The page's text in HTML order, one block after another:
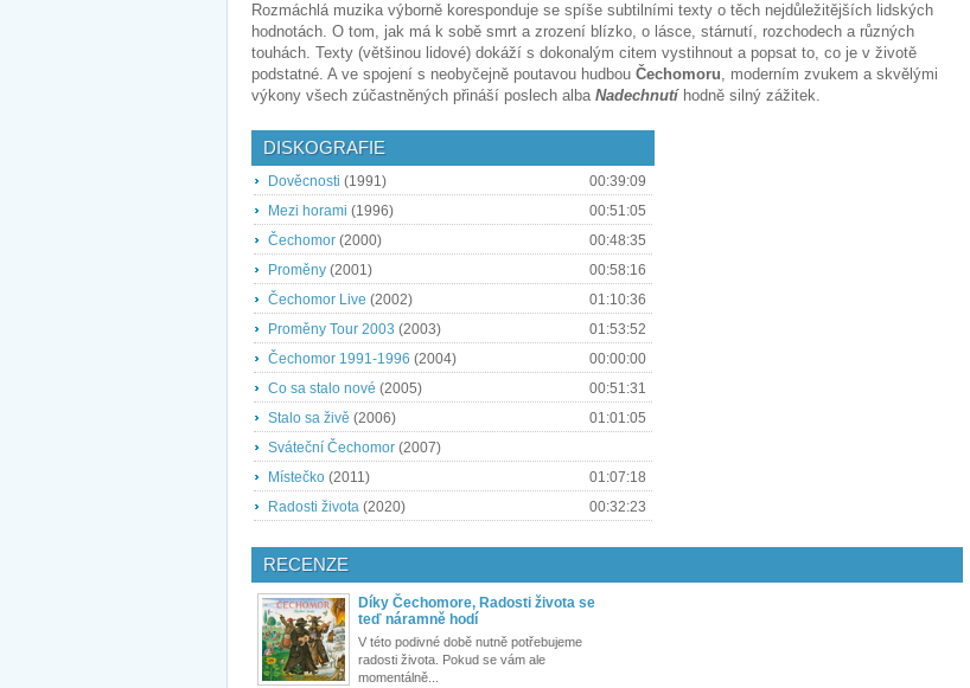
Rozmáchlá muzika výborně koresponduje se spíše subtilními texty o těch nejdůležitějších lidských
hodnotách. O tom, jak má k sobě smrt a zrození blízko, o lásce, stárnutí, rozchodech a různých
touhách. Texty (většinou lidové) dokáží s dokonalým citem vystihnout a popsat to, co je v životě
podstatné. A ve spojení s neobyčejně poutavou hudbou Čechomoru, moderním zvukem a skvělými
výkony všech zúčastněných přináší poslech alba Nadechnutíhodně silný zážitek.
DISKOGRAFIE
Dověcnosti (1991)
00:39:09
Mezi horami (1996)
00:51:05
Čechomor (2000)
00:48:35
Proměny (2001)
00:58:16
Čechomor Live (2002)
01:10:36
Proměny Tour 2003 (2003)
01:53:52
Čechomor 1991-1996 (2004)
00:00:00
Co sa stalo nové (2005)
00:51:31
Stalo sa živě (2006)
01:01:05
Sváteční Čechomor (2007)
Místečko (2011)
01:07:18
Radosti života (2020) 00:32:23
RECENZE
Díky Čechomore, Radosti života se
teď náramně hodí
V této podivné době nutně potřebujeme
radosti života. Pokud se vám ale
momentálně...